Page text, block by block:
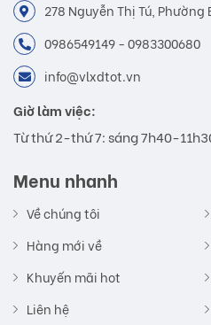
278 Nguyễn Thị Tú, Phường
0986549149 - 0983300680
info@vlxdtot.vn
Giờ làm việc:
Từ thứ 2-thứ 7: sáng 7h40-
Menu nhanh
Về chúng tôi
Hàng mới về
Khuyến mãi hot
Liên hệ